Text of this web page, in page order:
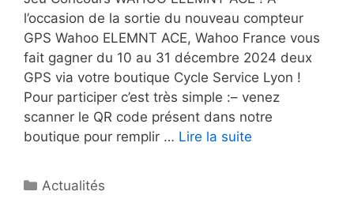
l’occasion de la sortie du nouveau compteur
GPS Wahoo ELEMNT ACE, Wahoo France vous
fait gagner du 10 au 31 décembre 2024 deux
GPS via votre boutique Cycle Service Lyon !
Pour participer c’est très simple :– venez
scanner le QR code présent dans notre
boutique pour remplir … Lire la suite
Catégories
Actualités